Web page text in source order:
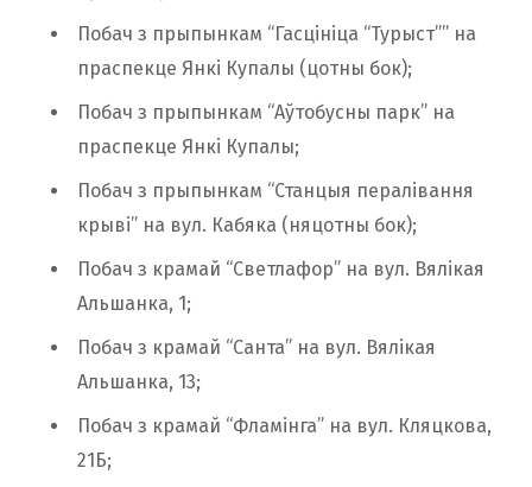
Побач з прыпынкам “Гасцініца “Турыст”” на
праспекце Янкі Купалы (цотны бок);
Побач з прыпынкам “Аўтобусны парк” на
праспекце Янкі Купалы;
Побач з прыпынкам “Станцыя пералівання
крыві” на вул. Кабяка (няцотны бок);
Побач з крамай “Светлафор” на вул. Вялікая
Альшанка, 1;
Побач з крамай “Санта” на вул. Вялікая
Альшанка, 13;
Побач з крамай “Фламінга” на вул. Кляцкова,
21Б;